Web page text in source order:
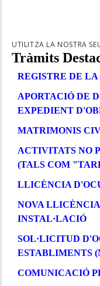
UTILITZA LA NOSTRA
Tràmits
REGISTRE DE
APORTACIÓ DE
EXPEDIENT
MATRIMONIS
ACTIVITATS NO
(TALS COM
LLICÈNCIA
NOVA
INSTAL·LACIÓ
SOL·LICITUD
ESTABLIMENTS
COMUNICACIÓ